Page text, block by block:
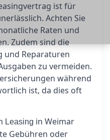
ist für
Achten Sie
Raten und
Zudem sind die
und Reparaturen
zu vermeiden.
während
ist, da dies oft
Leasing in Weimar
Gebühren oder